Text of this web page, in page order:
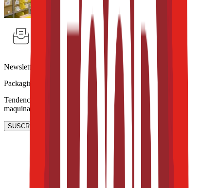
Newsletter
Packaging, envasado y procesamiento
Tendencias en materiales sostenibles, diseño de empaques y
maquinaria para envasado.
SUSCRIBIRME AHORA